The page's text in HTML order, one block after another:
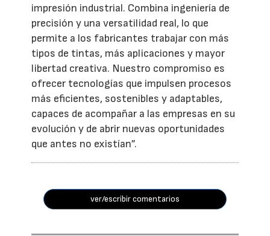
impresión industrial. Combina ingeniería de
precisión y una versatilidad real, lo que
permite a los fabricantes trabajar con más
tipos de tintas, más aplicaciones y mayor
libertad creativa. Nuestro compromiso es
ofrecer tecnologías que impulsen procesos
más eficientes, sostenibles y adaptables,
capaces de acompañar a las empresas en su
evolución y de abrir nuevas oportunidades
que antes no existían”.
ver/escribir comentarios